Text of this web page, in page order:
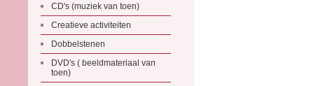
CD's (muziek van toen)
Creatieve activiteiten
Dobbelstenen
DVD's ( beeldmateriaal van
toen)